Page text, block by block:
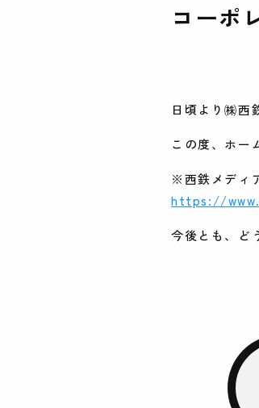
コーポ
日頃より㈱西
この度、ホー
※西鉄メディ
https://
今後とも、ど